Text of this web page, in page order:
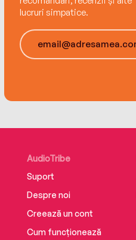
lucruri simpatice.
AudioTribe
Suport
Despre noi
Creează un cont
Cum funcționează